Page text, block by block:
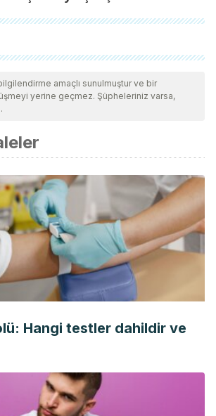
kalitelerini, güvenilirliklerini,
sağlamak için ekibimiz
incelendi. Bu makalenin bibliyografisi
y Antiácidos.Educación Sanitaria.
amaçlı sunulmuştur ve bir
yerine geçmez. Şüpheleriniz varsa,
Hangi testler dahildir ve